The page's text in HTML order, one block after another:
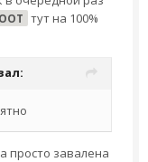
тут на 100%
просто завалена